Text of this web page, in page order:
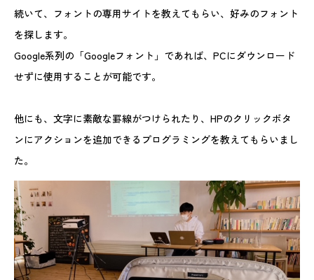
続いて、フォントの専用サイトを教えてもらい、好みのフォント
を探します。
Google系列の「Googleフォント」であれば、PCにダウンロード
せずに使用することが可能です。
他にも、文字に素敵な罫線がつけられたり、HPのクリックボタ
ンにアクションを追加できるプログラミングを教えてもらいまし
た。